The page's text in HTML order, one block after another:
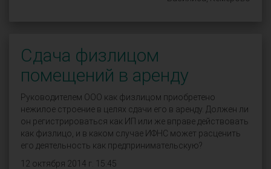
Сдача физлицом
помещений в аренду
Руководителем ООО как физлицом приобретено
нежилое строение в целях сдачи его в аренду. Должен ли
он регистрироваться как ИП или же вправе действовать
как физлицо, и в каком случае ИФНС может расценить
его деятельность как предпринимательскую?
12 октября 2014 г. 15:45